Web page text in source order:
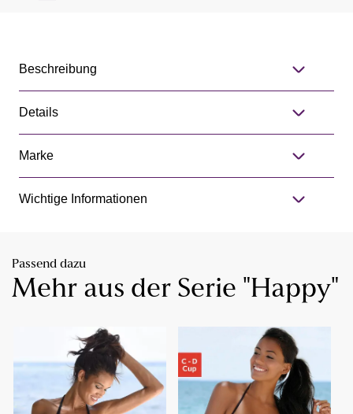
Beschreibung
Details
Marke
Wichtige Informationen
Passend dazu
Mehr aus der Serie "Happy"